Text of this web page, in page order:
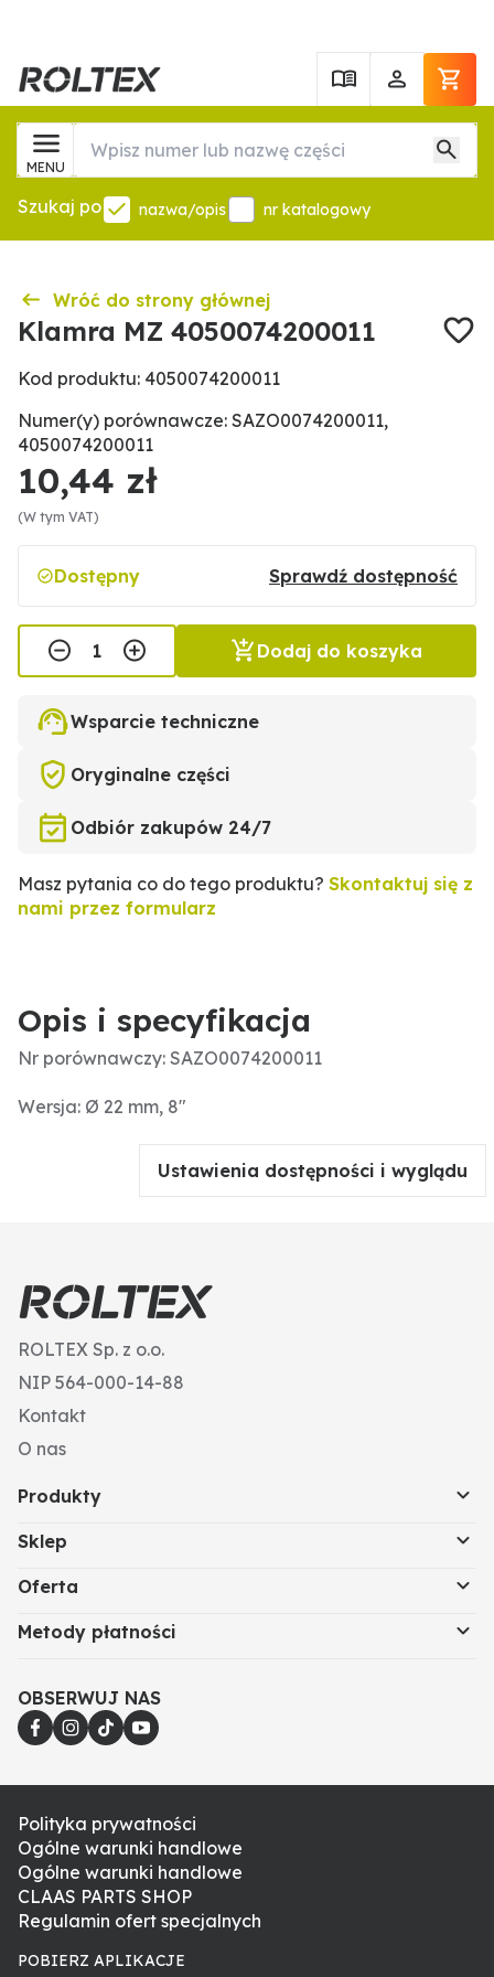
MENU
Szukaj po nazwa/opis nr katalogowy
Wróć do strony głównej
Klamra MZ 4050074200011
Kod produktu: 4050074200011
Numer(y) porównawcze: SAZO0074200011,
4050074200011
10,44 zł
(W tym VAT)
Dostępny Sprawdź dostępność
Dodaj do koszyka
Wsparcie techniczne
Oryginalne części
Odbiór zakupów 24/7
Masz pytania co do tego produktu? Skontaktuj się z
nami przez formularz
Opis i specyfikacja
Nr porównawczy: SAZO0074200011
Wersja: Ø 22 mm, 8"
Ustawienia dostępności i wyglądu
ROLTEX Sp. z o.o.
NIP 564-000-14-88
Kontakt
O nas
Produkty
Sklep
Oferta
Metody płatności
OBSERWUJ NAS
Polityka prywatności
Ogólne warunki handlowe
Ogólne warunki handlowe
CLAAS PARTS SHOP
Regulamin ofert specjalnych
POBIERZ APLIKACJE